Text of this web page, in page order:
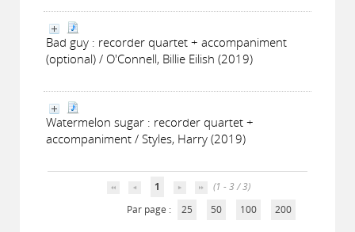
Bad guy : recorder quartet + accompaniment
(optional) / O'Connell, Billie Eilish (2019)
Watermelon sugar : recorder quartet +
accompaniment / Styles, Harry (2019)
1
(1 - 3 / 3)
Par page :
25 50 100 200